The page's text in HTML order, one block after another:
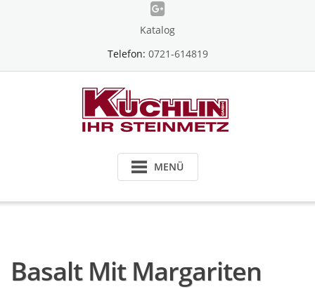
Katalog
Telefon: 0721-614819
MENÜ
Basalt Mit Margariten